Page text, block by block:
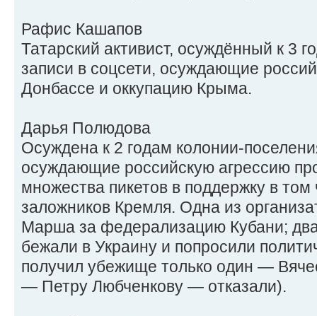
Рафис Кашапов
Татарский активист, осуждённый к 3
записи в соцсети, осуждающие
Донбассе и оккупацию Крыма.
Дарья Полюдова
Осуждена к 2 годам колонии-
осуждающие российскую агрессию
множества пикетов в поддержку в том
заложников Кремля. Одна из
Марша за федерализацию Кубани; два
бежали в Украину и попросили
получил убежище только один —
— Петру Любченкову — отказали).